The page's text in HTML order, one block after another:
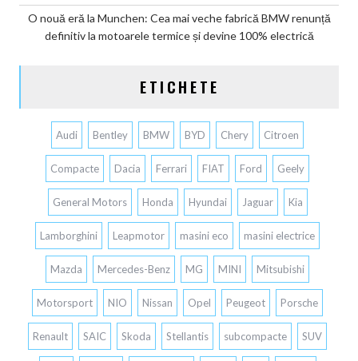
O nouă eră la Munchen: Cea mai veche fabrică BMW renunță
definitiv la motoarele termice și devine 100% electrică
ETICHETE
Audi Bentley BMW BYD Chery Citroen
Compacte Dacia Ferrari FIAT Ford Geely
General Motors Honda Hyundai Jaguar Kia
Lamborghini Leapmotor masini eco masini electrice
Mazda Mercedes-Benz MG MINI Mitsubishi
Motorsport NIO Nissan Opel Peugeot Porsche
Renault SAIC Skoda Stellantis subcompacte SUV